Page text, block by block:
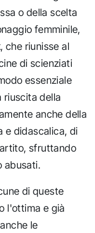
o della scelta
femminile,
, che riunisse al
di scienziati
essenziale
riuscita della
anche della
e didascalica, di
sfruttando
abusati.
di queste
l'ottima e già
le